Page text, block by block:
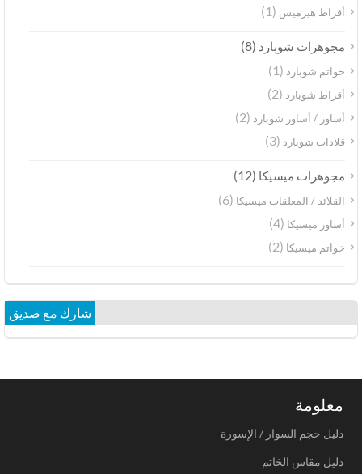
أقراط هيرميس(1)
مجوهرات شوبارد(8)
خواتم شوبارد(1)
أقراط شوبارد(2)
أساور / أساور شوبارد(2)
قلادات شوبارد(3)
مجوهرات ميسيكا(12)
القلائد / المعلقات ميسيكا(6)
أساور ميسيكا(4)
خواتم ميسيكا(2)
شارك مع صديق
معلومة
دليل حجم السوار / الإسورة
دليل مقاس الخاتم